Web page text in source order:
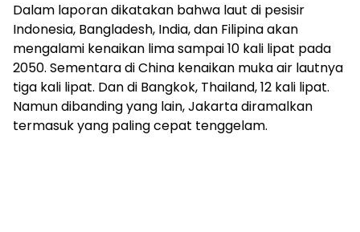
Dalam laporan dikatakan bahwa laut di pesisir
Indonesia, Bangladesh, India, dan Filipina akan
mengalami kenaikan lima sampai 10 kali lipat pada
2050. Sementara di China kenaikan muka air lautnya
tiga kali lipat. Dan di Bangkok, Thailand, 12 kali lipat.
Namun dibanding yang lain, Jakarta diramalkan
termasuk yang paling cepat tenggelam.